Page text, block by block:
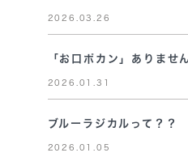
2026.03.26
「お口ポカン」ありませ
2026.01.31
ブルーラジカルって？？
2026.01.05